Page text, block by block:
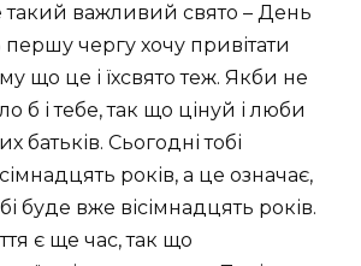
такий важливий свято – День
чергу хочу привітати
що це і їхсвято теж. Якби не
б і тебе, так що цінуй і люби
батьків. Сьогодні тобі
років, а це означає,
буде вже вісімнадцять років.
є ще час, так що